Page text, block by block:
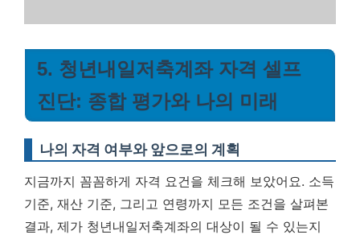
5. 청년내일저축계좌 자격 셀프
진단: 종합 평가와 나의 미래
나의 자격 여부와 앞으로의 계획
지금까지 꼼꼼하게 자격 요건을 체크해 보았어요. 소득
기준, 재산 기준, 그리고 연령까지 모든 조건을 살펴본
결과, 제가 청년내일저축계좌의 대상이 될 수 있는지